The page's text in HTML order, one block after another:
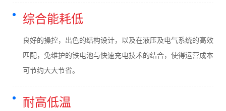
综合能耗低
良好的操控，出色的结构设计，以及在液压及电气系统的高效
匹配，免维护的铁电池与快速充电技术的结合，使得运营成本
可节约大大节省。
耐高低温